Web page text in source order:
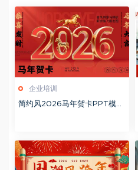
企业培训
简约风2026马年贺卡PPT模板